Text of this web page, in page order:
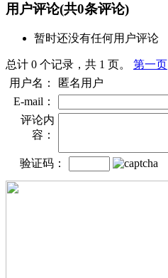
用户评论(共0条评论)
暂时还没有任何用户评论
总计 0 个记录，共 1 页。 第一页
用户名：
匿名用户
E-mail：
评论内
容：
验证码：